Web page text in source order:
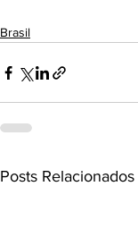
Brasil
Posts Relacionados